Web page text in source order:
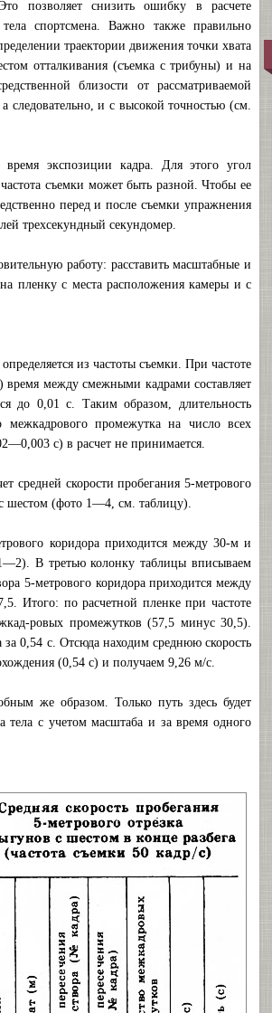
позволяет снизить ошибку в расчете
спортсмена. Важно также правильно
траектории движения точки хвата
отталкивания (съемка с трибуны) и на
близости от рассматриваемой
следовательно, и с высокой точностью (см.
время экспозиции кадра. Для этого угол
съемки может быть разной. Чтобы ее
перед и после съемки упражнения
трехсекундный секундомер.
работу: расставить масштабные и
пленку с места расположения камеры и с
из частоты съемки. При частоте
время между смежными кадрами составляет
до 0,01 с. Таким образом, длительность
межкадрового промежутка на число всех
с) в расчет не принимается.
средней скорости пробегания 5-метрового
шестом (фото 1—4, см. таблицу).
коридора приходится между 30-м и
В третью колонку таблицы вписываем
5-метрового коридора приходится между
Итого: по расчетной пленке при частоте
ровых промежутков (57,5 минус 30,5).
0,54 с. Отсюда находим среднюю скорость
(0,54 с) и получаем 9,26 м/с.
же образом. Только путь здесь будет
тела с учетом масштаба и за время одного